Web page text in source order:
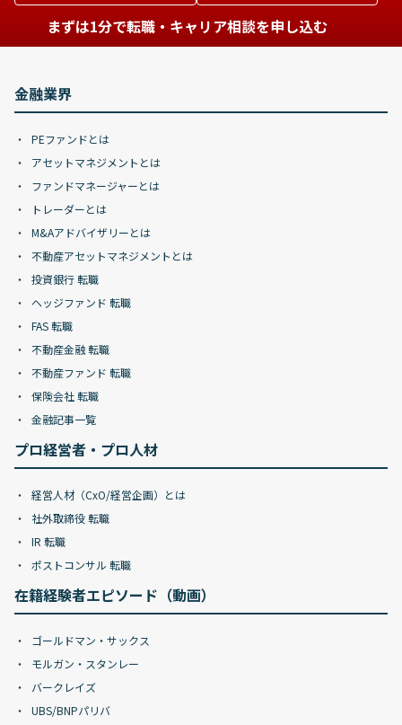
まずは1分で転職・キャリア相談を申し込む
金融業界
PEファンドとは
アセットマネジメントとは
ファンドマネージャーとは
トレーダーとは
M&Aアドバイザリーとは
不動産アセットマネジメントとは
投資銀行 転職
ヘッジファンド 転職
FAS 転職
不動産金融 転職
不動産ファンド 転職
保険会社 転職
金融記事一覧
プロ経営者・プロ人材
経営人材（CxO/経営企画）とは
社外取締役 転職
IR 転職
ポストコンサル 転職
在籍経験者エピソード（動画）
ゴールドマン・サックス
モルガン・スタンレー
バークレイズ
UBS/BNPパリバ